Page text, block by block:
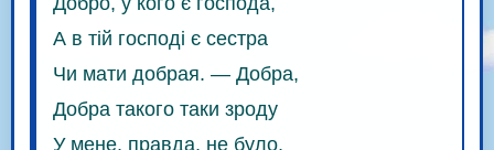
А в тій господі є сестра
Чи мати добрая. — Добра,
Добра такого таки зроду
У мене, правда, не було,